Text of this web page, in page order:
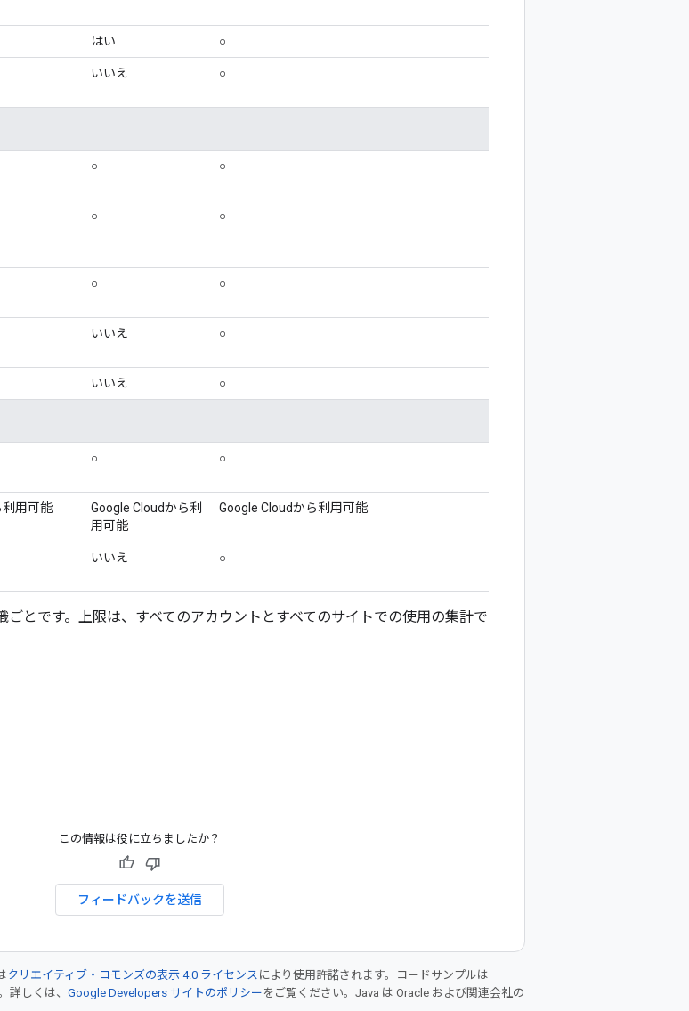
はい ○
いいえ ○
○ ○
○ ○
○ ○
いいえ ○
いいえ ○
○ ○
利用可能
Google Cloudから利
用可能
Google Cloudから利用可能
いいえ ○
ごとです。上限は、すべてのアカウントとすべてのサイトでの使用の集計で
この情報は役に立ちましたか？
フィードバックを送信
クリエイティブ・コモンズの表示 4.0 ライセンス により使用許諾されます。コードサンプルは
詳しくは、 Google Developers サイトのポリシー をご覧ください。Java は Oracle および関連会社の